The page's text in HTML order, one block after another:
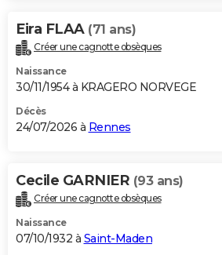
Eira FLAA (71 ans)
Créer une cagnotte obsèques
Naissance
30/11/1954 à KRAGERO NORVEGE
Décès
24/07/2026 à Rennes
Cecile GARNIER (93 ans)
Créer une cagnotte obsèques
Naissance
07/10/1932 à Saint-Maden